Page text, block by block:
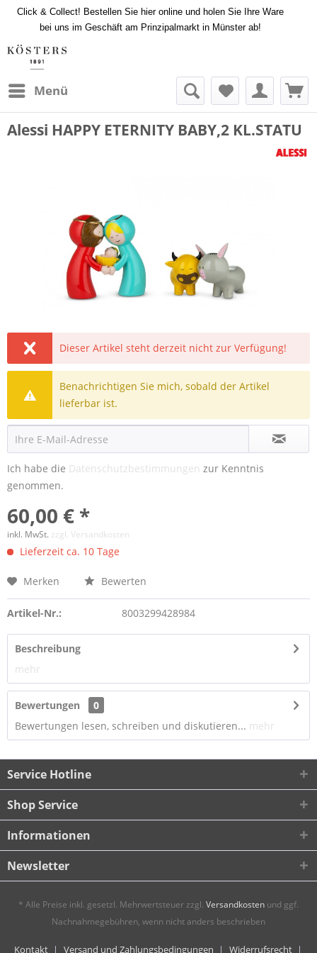
Click & Collect! Bestellen Sie hier online und holen Sie Ihre Ware
bei uns im Geschäft am Prinzipalmarkt in Münster ab!
Menü
Alessi HAPPY ETERNITY BABY,2 KL.STATU
Dieser Artikel steht derzeit nicht zur Verfügung!
Benachrichtigen Sie mich, sobald der Artikel
lieferbar ist.
Ich habe die Datenschutzbestimmungen zur Kenntnis
genommen.
60,00 € *
inkl. MwSt. zzgl. Versandkosten
Lieferzeit ca. 10 Tage
Merken Bewerten
Artikel-Nr.: 8003299428984
Beschreibung
mehr
Bewertungen
0
Bewertungen lesen, schreiben und diskutieren... mehr
Service Hotline
Shop Service
Informationen
Newsletter
* Alle Preise inkl. gesetzl. Mehrwertsteuer zzgl. Versandkosten und ggf.
Nachnahmegebühren, wenn nicht anders beschrieben
Kontakt Versand und Zahlungsbedingungen Widerrufsrecht